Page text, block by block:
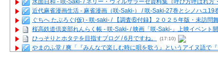
水面日和 - 咲-Saki- / ネリー・ヴィルサラーゼ資料集（呼び方呼ばれ方
近代麻雀漫画生活 - 麻雀漫画（咲-Saki-） / 咲-Saki-27巻とシノハユ
ぐちへ たぶろぐ(仮) - 咲-saki- / 【調査⑥付録】２０２５年版・未訪問
桜高鉄道倶楽部れんらく帳 - 咲-Saki- / 映画「咲-Saki-」上映イベント
ひっそりとホタテを目指すブログ / 6月ですね。
(17:10)
やまのふ堂 / 爽「『みんなで楽しむ時に唄を歌う』というアイヌ語で